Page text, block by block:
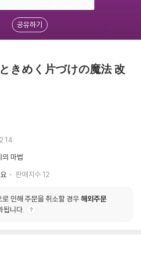
공유하기
きめく片づけの魔法 改
의 마법
판매지수 12
인해 주문을 취소할 경우 해외주문
됩니다.